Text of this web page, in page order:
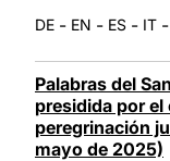
DE - EN - ES - IT -
Palabras del
presidida por
peregrinación
mayo de 2025)